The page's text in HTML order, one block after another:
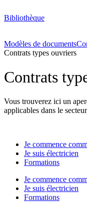
Bibliothèque
Modèles de documents
Contrats types ouvriers
Contrats
Vous trouverez ici un
applicables dans le
Je commence
Je suis électricien
Formations
Je commence
Je suis électricien
Formations